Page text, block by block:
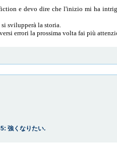
e devo dire che l'inizio mi ha
svilupperà la storia.
errori la prossima volta fai più
強くなりたい.